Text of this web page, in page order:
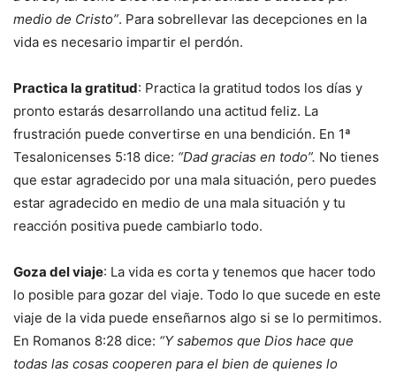
medio de Cristo”. Para sobrellevar las decepciones en la
vida es necesario impartir el perdón.
Practica la gratitud: Practica la gratitud todos los días y
pronto estarás desarrollando una actitud feliz. La
frustración puede convertirse en una bendición. En 1ª
Tesalonicenses 5:18 dice: “Dad gracias en todo”. No tienes
que estar agradecido por una mala situación, pero puedes
estar agradecido en medio de una mala situación y tu
reacción positiva puede cambiarlo todo.
Goza del viaje: La vida es corta y tenemos que hacer todo
lo posible para gozar del viaje. Todo lo que sucede en este
viaje de la vida puede enseñarnos algo si se lo permitimos.
En Romanos 8:28 dice: “Y sabemos que Dios hace que
todas las cosas cooperen para el bien de quienes lo